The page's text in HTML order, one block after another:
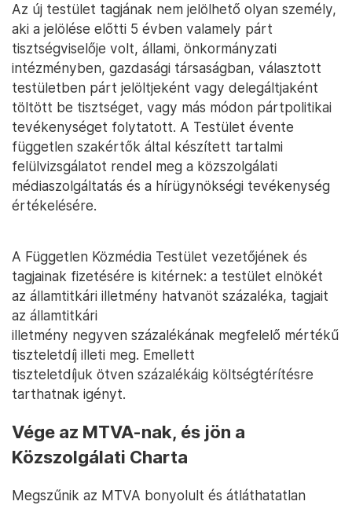
Az új testület tagjának nem jelölhető olyan személy,
aki a jelölése előtti 5 évben valamely párt
tisztségviselője volt, állami, önkormányzati
intézményben, gazdasági társaságban, választott
testületben párt jelöltjeként vagy delegáltjaként
töltött be tisztséget, vagy más módon pártpolitikai
tevékenységet folytatott. A Testület évente
független szakértők által készített tartalmi
felülvizsgálatot rendel meg a közszolgálati
médiaszolgáltatás és a hírügynökségi tevékenység
értékelésére.
A Független Közmédia Testület vezetőjének és
tagjainak fizetésére is kitérnek: a testület elnökét
az államtitkári illetmény hatvanöt százaléka, tagjait
az államtitkári
illetmény negyven százalékának megfelelő mértékű
tiszteletdíj illeti meg. Emellett
tiszteletdíjuk ötven százalékáig költségtérítésre
tarthatnak igényt.
Vége az MTVA-nak, és jön a
Közszolgálati Charta
Megszűnik az MTVA bonyolult és átláthatatlan